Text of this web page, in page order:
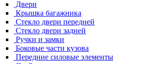
Двери
Крышка багажника
Стекло двери передней
Стекло двери задней
Ручки и замки
Боковые части кузова
Передние силовые элементы